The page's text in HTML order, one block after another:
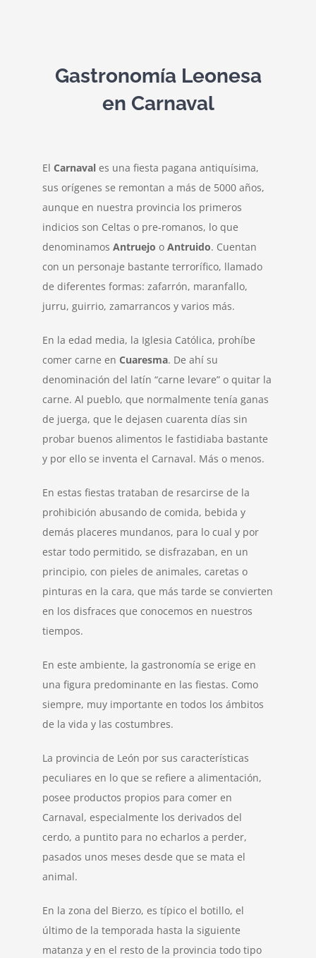
Gastronomía Leonesa
en Carnaval
El Carnaval es una fiesta pagana antiquísima,
sus orígenes se remontan a más de 5000 años,
aunque en nuestra provincia los primeros
indicios son Celtas o pre-romanos, lo que
denominamos Antruejo o Antruido. Cuentan
con un personaje bastante terrorífico, llamado
de diferentes formas: zafarrón, maranfallo,
jurru, guirrio, zamarrancos y varios más.
En la edad media, la Iglesia Católica, prohíbe
comer carne en Cuaresma. De ahí su
denominación del latín “carne levare” o quitar la
carne. Al pueblo, que normalmente tenía ganas
de juerga, que le dejasen cuarenta días sin
probar buenos alimentos le fastidiaba bastante
y por ello se inventa el Carnaval. Más o menos.
En estas fiestas trataban de resarcirse de la
prohibición abusando de comida, bebida y
demás placeres mundanos, para lo cual y por
estar todo permitido, se disfrazaban, en un
principio, con pieles de animales, caretas o
pinturas en la cara, que más tarde se convierten
en los disfraces que conocemos en nuestros
tiempos.
En este ambiente, la gastronomía se erige en
una figura predominante en las fiestas. Como
siempre, muy importante en todos los ámbitos
de la vida y las costumbres.
La provincia de León por sus características
peculiares en lo que se refiere a alimentación,
posee productos propios para comer en
Carnaval, especialmente los derivados del
cerdo, a puntito para no echarlos a perder,
pasados unos meses desde que se mata el
animal.
En la zona del Bierzo, es típico el botillo, el
último de la temporada hasta la siguiente
matanza y en el resto de la provincia todo tipo